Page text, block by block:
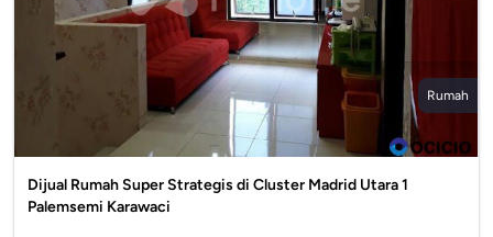
Rumah
Dijual Rumah Super Strategis di Cluster Madrid Utara 1
Palemsemi Karawaci